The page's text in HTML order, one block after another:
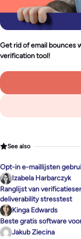
Get rid of email bounces
verification tool!
See also
Opt-in e-maillijsten
Izabela Harbarczyk
Ranglijst van
deliverability stresstest
Kinga Edwards
Beste gratis software
Jakub Ziecina